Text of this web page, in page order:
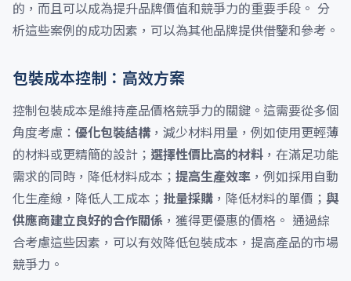
的，而且可以成為提升品牌價值和競爭力的重要手段。 分
析這些案例的成功因素，可以為其他品牌提供借鑒和參考。
包裝成本控制：高效方案
控制包裝成本是維持產品價格競爭力的關鍵。這需要從多個
角度考慮： 優化包裝結構 ，減少材料用量，例如使用更輕薄
的材料或更精簡的設計； 選擇性價比高的材料 ，在滿足功能
需求的同時，降低材料成本； 提高生產效率 ，例如採用自動
化生產線，降低人工成本； 批量採購 ，降低材料的單價； 與
供應商建立良好的合作關係 ，獲得更優惠的價格。 通過綜
合考慮這些因素，可以有效降低包裝成本，提高產品的市場
競爭力。